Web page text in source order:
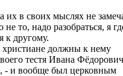
их в своих мыслях не
то, надо разобраться, я
к другому.
христиане должны к нему
тестя Ивана
- и вообще был церковным